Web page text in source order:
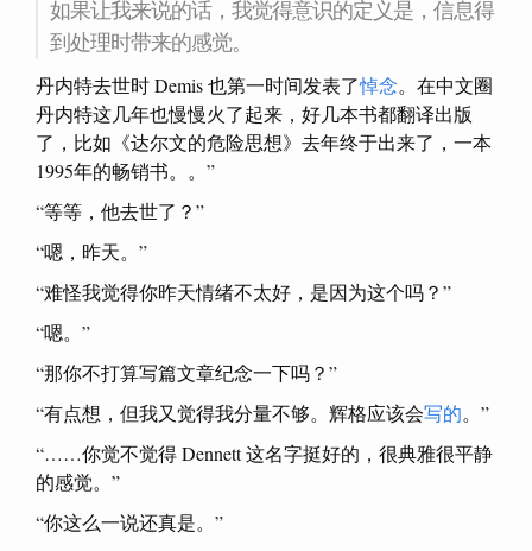
如果让我来说的话，我觉得意识的定义是，信息得
到处理时带来的感觉。
丹内特去世时 Demis 也第一时间发表了悼念。在中文圈
丹内特这几年也慢慢火了起来，好几本书都翻译出版
了，比如《达尔文的危险思想》去年终于出来了，一本
1995年的畅销书。。”
“等等，他去世了？”
“嗯，昨天。”
“难怪我觉得你昨天情绪不太好，是因为这个吗？”
“嗯。”
“那你不打算写篇文章纪念一下吗？”
“有点想，但我又觉得我分量不够。辉格应该会写的。”
“……你觉不觉得 Dennett 这名字挺好的，很典雅很平静
的感觉。”
“你这么一说还真是。”